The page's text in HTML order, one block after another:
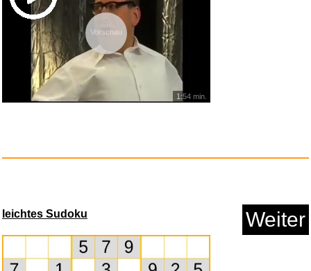
Anzeige
Vorschau
1:54 min.
leichtes Sudoku Weiter